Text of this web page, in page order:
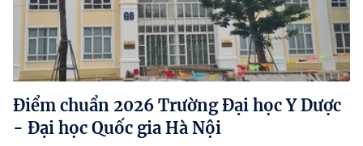
Điểm chuẩn 2026 Trường Đại học Y Dược
- Đại học Quốc gia Hà Nội